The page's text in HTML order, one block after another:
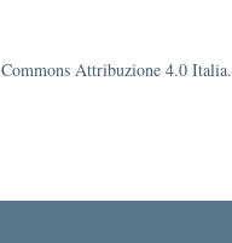
Attribuzione 4.0 Italia.